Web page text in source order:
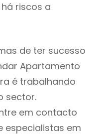
riscos a
de ter sucesso
Apartamento
é trabalhando
sector.
em contacto
especialistas em